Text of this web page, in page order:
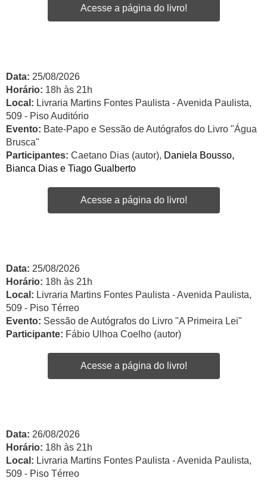
Acesse a página do livro!
Data: 25/08/2026
Horário: 18h às 21h
Local: Livraria Martins Fontes Paulista - Avenida Paulista,
509 - Piso Auditório
Evento: Bate-Papo e Sessão de Autógrafos do Livro "Água
Brusca"
Participantes: Caetano Dias (autor), Daniela Bousso,
Bianca Dias e Tiago Gualberto
Acesse a página do livro!
Data: 25/08/2026
Horário: 18h às 21h
Local: Livraria Martins Fontes Paulista - Avenida Paulista,
509 - Piso Térreo
Evento: Sessão de Autógrafos do Livro "A Primeira Lei"
Participante: Fábio Ulhoa Coelho (autor)
Acesse a página do livro!
Data: 26/08/2026
Horário: 18h às 21h
Local: Livraria Martins Fontes Paulista - Avenida Paulista,
509 - Piso Térreo